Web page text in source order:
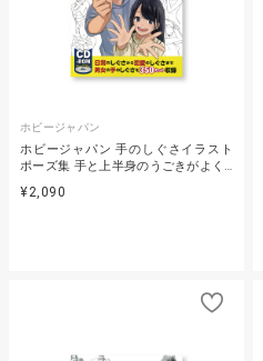
ホビージャパン
ホビージャパン 手のしぐさイラスト
ポーズ集 手と上半身のうごきがよく…
¥2,090